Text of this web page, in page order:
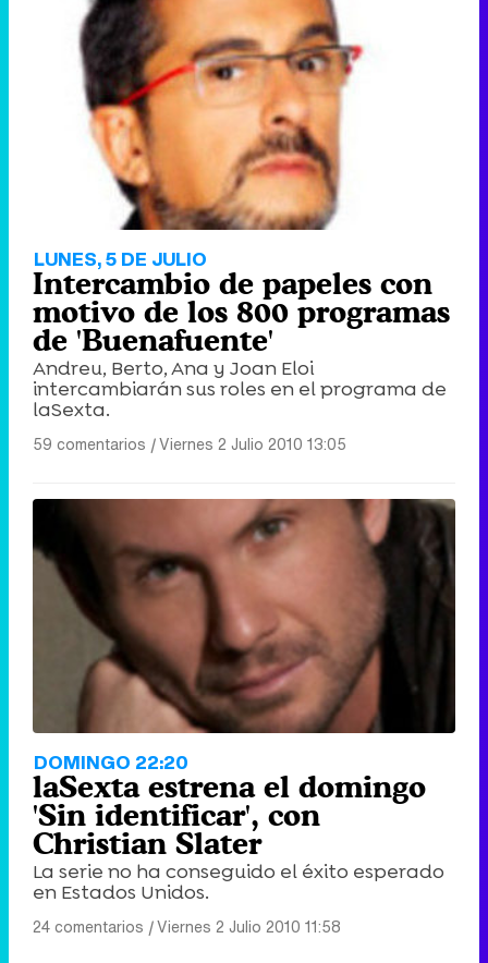
LUNES, 5 DE JULIO
Intercambio de papeles con
motivo de los 800 programas
de 'Buenafuente'
Andreu, Berto, Ana y Joan Eloi
intercambiarán sus roles en el programa de
laSexta.
59 comentarios |Viernes 2 Julio 2010 13:05
DOMINGO 22:20
laSexta estrena el domingo
'Sin identificar', con
Christian Slater
La serie no ha conseguido el éxito esperado
en Estados Unidos.
24 comentarios |Viernes 2 Julio 2010 11:58